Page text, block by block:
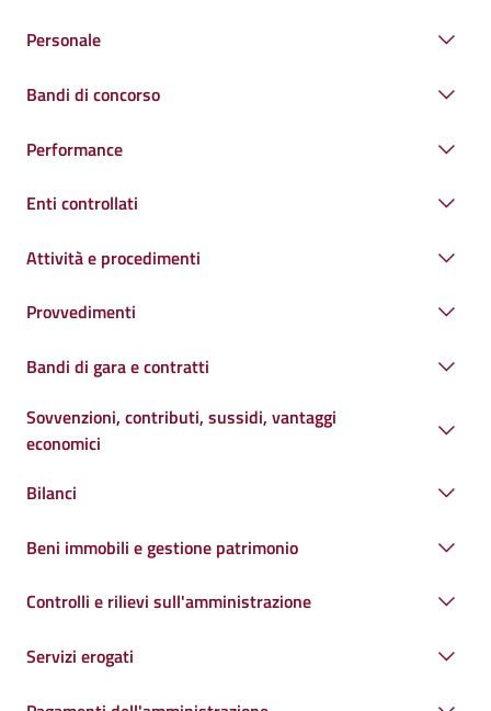
Personale
Bandi di concorso
Performance
Enti controllati
Attività e procedimenti
Provvedimenti
Bandi di gara e contratti
Sovvenzioni, contributi, sussidi, vantaggi
economici
Bilanci
Beni immobili e gestione patrimonio
Controlli e rilievi sull'amministrazione
Servizi erogati